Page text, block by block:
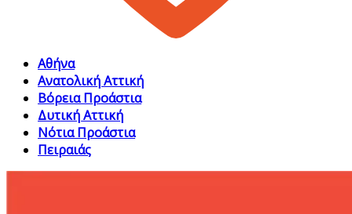
Αθήνα
Ανατολική Αττική
Βόρεια Προάστια
Δυτική Αττική
Νότια Προάστια
Πειραιάς